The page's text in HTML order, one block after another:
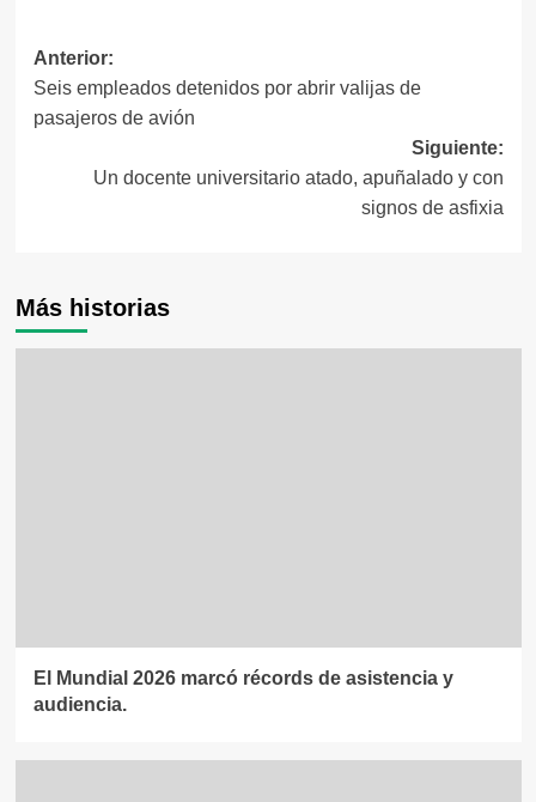
Navegación
de
entradas
Anterior:
Seis empleados detenidos por abrir valijas de
pasajeros de avión
Siguiente:
Un docente universitario atado, apuñalado y con
signos de asfixia
Más historias
El Mundial 2026 marcó récords de asistencia y
audiencia.